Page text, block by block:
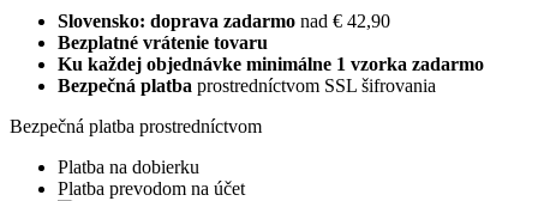
Slovensko: doprava zadarmo nad € 42,90
Bezplatné vrátenie tovaru
Ku každej objednávke minimálne 1 vzorka zadarmo
Bezpečná platba prostredníctvom SSL šifrovania
Bezpečná platba prostredníctvom
Platba na dobierku
Platba prevodom na účet